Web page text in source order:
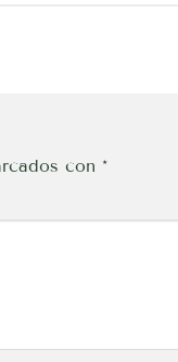
con *